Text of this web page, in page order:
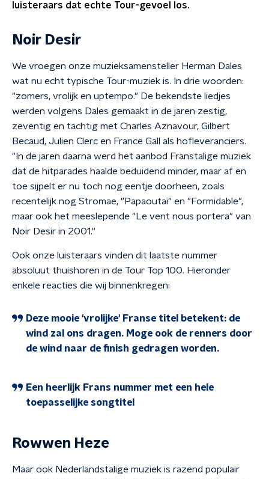
luisteraars dat echte Tour-gevoel los.
Noir Desir
We vroegen onze muzieksamensteller Herman Dales
wat nu echt typische Tour-muziek is. In drie woorden:
"zomers, vrolijk en uptempo." De bekendste liedjes
werden volgens Dales gemaakt in de jaren zestig,
zeventig en tachtig met Charles Aznavour, Gilbert
Becaud, Julien Clerc en France Gall als hofleveranciers.
"In de jaren daarna werd het aanbod Franstalige muziek
dat de hitparades haalde beduidend minder, maar af en
toe sijpelt er nu toch nog eentje doorheen, zoals
recentelijk nog Stromae, "Papaoutai" en "Formidable",
maar ook het meeslepende "Le vent nous portera" van
Noir Desir in 2001."
Ook onze luisteraars vinden dit laatste nummer
absoluut thuishoren in de Tour Top 100. Hieronder
enkele reacties die wij binnenkregen:
Deze mooie 'vrolijke' Franse titel betekent: de
wind zal ons dragen. Moge ook de renners door
de wind naar de finish gedragen worden.
Een heerlijk Frans nummer met een hele
toepasselijke songtitel
Rowwen Heze
Maar ook Nederlandstalige muziek is razend populair